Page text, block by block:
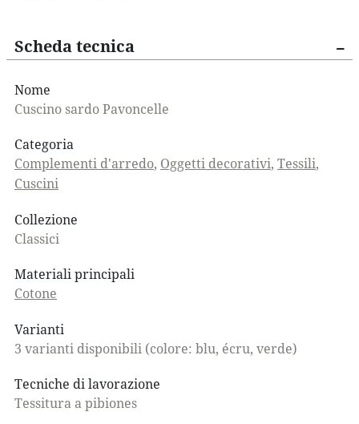
Scheda tecnica
Nome
Cuscino sardo Pavoncelle
Categoria
Complementi d'arredo, Oggetti decorativi, Tessili,
Cuscini
Collezione
Classici
Materiali principali
Cotone
Varianti
3 varianti disponibili (colore: blu, écru, verde)
Tecniche di lavorazione
Tessitura a pibiones